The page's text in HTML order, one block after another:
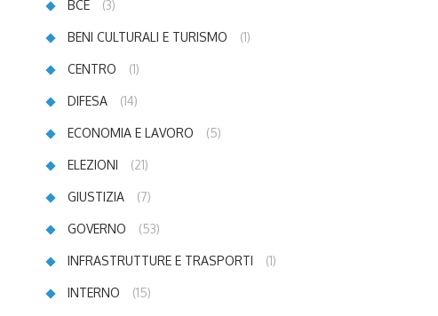
BCE (3)
BENI CULTURALI E TURISMO (1)
CENTRO (1)
DIFESA (14)
ECONOMIA E LAVORO (5)
ELEZIONI (21)
GIUSTIZIA (7)
GOVERNO (53)
INFRASTRUTTURE E TRASPORTI (1)
INTERNO (15)